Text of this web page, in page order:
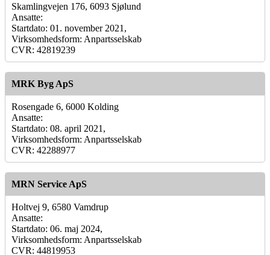
Skamlingvejen 176, 6093 Sjølund
Ansatte:
Startdato: 01. november 2021,
Virksomhedsform: Anpartsselskab
CVR: 42819239
MRK Byg ApS
Rosengade 6, 6000 Kolding
Ansatte:
Startdato: 08. april 2021,
Virksomhedsform: Anpartsselskab
CVR: 42288977
MRN Service ApS
Holtvej 9, 6580 Vamdrup
Ansatte:
Startdato: 06. maj 2024,
Virksomhedsform: Anpartsselskab
CVR: 44819953